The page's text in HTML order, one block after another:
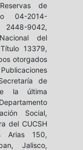
de
04-2014-
9042,
del
13379,
otorgados
de
la última
Social,
del CUCSH
Arias 150,
Jalisco,